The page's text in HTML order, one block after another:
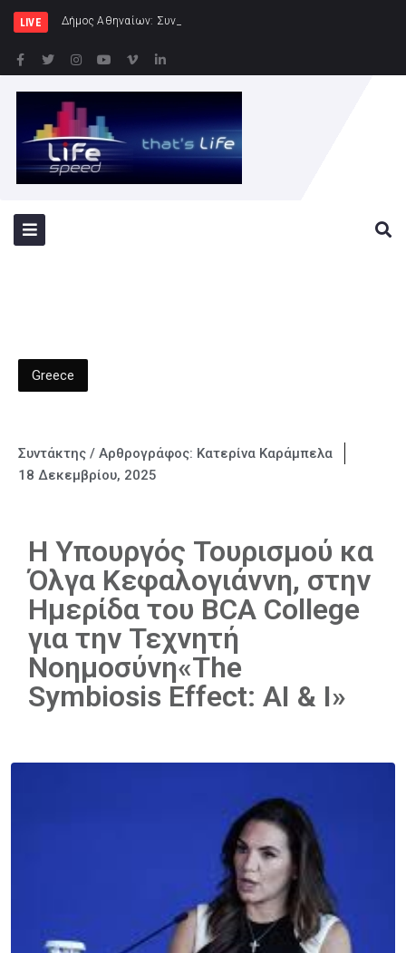
LIVE Δήμος Αθηναίων: Συνεχίζονται οι εντατικοί έ
Greece
Συντάκτης / Αρθρογράφος: Κατερίνα Καράμπελα
18 Δεκεμβρίου, 2025
Η Υπουργός Τουρισμού κα
Όλγα Κεφαλογιάννη, στην
Ημερίδα του BCA College
για την Τεχνητή
Νοημοσύνη«The
Symbiosis Effect: AI & I»